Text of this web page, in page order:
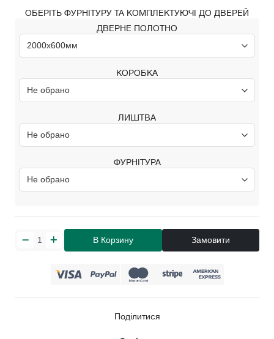
ОБЕРІТЬ ФУРНІТУРУ ТА КОМПЛЕКТУЮЧІ ДО ДВЕРЕЙ
ДВЕРНЕ ПОЛОТНО
КОРОБКА
ЛИШТВА
ФУРНІТУРА
В Корзину Замовити
Поділитися